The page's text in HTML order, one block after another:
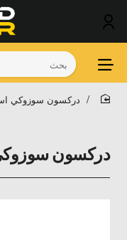
بحث
دركسون سوزوكي
دركسون